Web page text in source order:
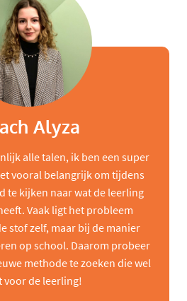
Alyza
alle talen, ik ben een super
vooral belangrijk om tijdens
te kijken naar wat de leerling
Vaak ligt het probleem
stof zelf, maar bij de manier
op school. Daarom probeer
methode te zoeken die wel
voor de leerling!